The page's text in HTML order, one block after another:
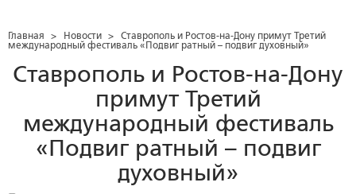
Главная > Новости > Ставрополь и Ростов-на-Дону примут Третий
международный фестиваль «Подвиг ратный – подвиг духовный»
Ставрополь и Ростов-на-Дону
примут Третий
международный фестиваль
«Подвиг ратный – подвиг
духовный»